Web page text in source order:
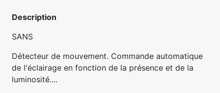
Description
SANS
Détecteur de mouvement. Commande automatique
de l'éclairage en fonction de la présence et de la
luminosité....